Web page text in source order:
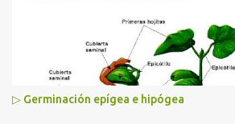
▷ Germinación epígea e hipógea